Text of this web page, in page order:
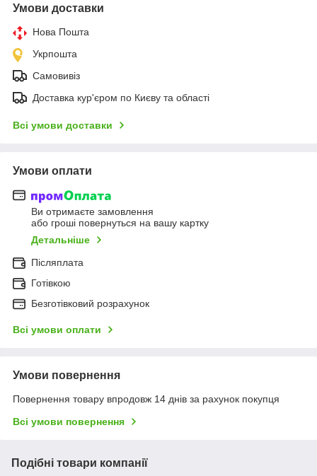
Умови доставки
Нова Пошта
Укрпошта
Самовивіз
Доставка кур'єром по Києву та області
Всі умови доставки
Умови оплати
Ви отримаєте замовлення
або гроші повернуться на вашу картку
Детальніше
Післяплата
Готівкою
Безготівковий розрахунок
Всі умови оплати
Умови повернення
Повернення товару впродовж 14 днів за рахунок покупця
Всі умови повернення
Подібні товари компанії